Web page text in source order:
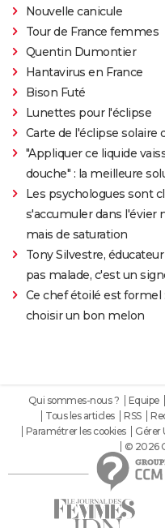
Nouvelle canicule
Tour de France femmes
Quentin Dumontier
Hantavirus en France
Bison Futé
Lunettes pour l'éclipse
Carte de l'éclipse solaire
"Appliquer ce liquide
douche" : la meilleure
Les psychologues sont
s'accumuler dans l'évier
mais de saturation
Tony Silvestre,
pas malade, c'est un
Ce chef étoilé est formel
choisir un bon melon
Qui sommes-nous ? Equipe
Tous les articles
RSS
Paramétrer les cookies
Gérer
© 2026